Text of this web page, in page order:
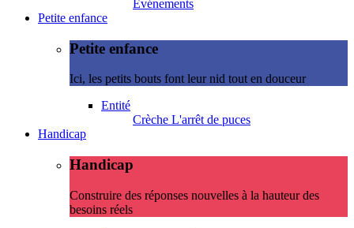
Evénements
Petite enfance
Petite enfance
Ici, les petits bouts font leur nid tout en douceur
Entité
Crèche L'arrêt de puces
Handicap
Handicap
Construire des réponses nouvelles à la hauteur des
besoins réels